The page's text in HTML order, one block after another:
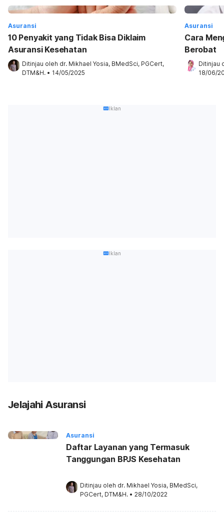
Asuransi
10 Penyakit yang Tidak Bisa Diklaim
Asuransi Kesehatan
Ditinjau oleh dr. Mikhael Yosia, BMedSci, PGCert,
DTM&H. • 14/05/2025
Asuransi
Cara
Berobat
Ditinjau
18/06/
Iklan
Iklan
Jelajahi Asuransi
Asuransi
Daftar Layanan yang Termasuk
Tanggungan BPJS Kesehatan
Ditinjau oleh dr. Mikhael Yosia, BMedSci,
PGCert, DTM&H. • 28/10/2022